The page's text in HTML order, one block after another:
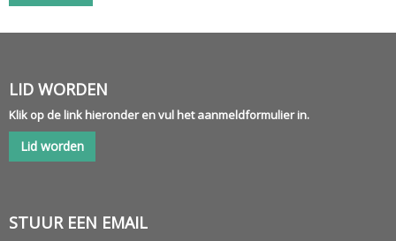
LID WORDEN
Klik op de link hieronder en vul het aanmeldformulier in.
Lid worden
STUUR EEN EMAIL